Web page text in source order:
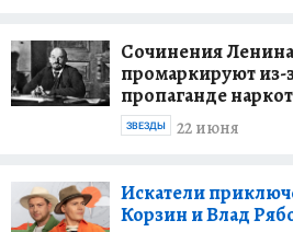
Сочинения
промаркируют из-
пропаганде
22 июня
ЗВЕЗДЫ
Искатели
Корзин и Влад